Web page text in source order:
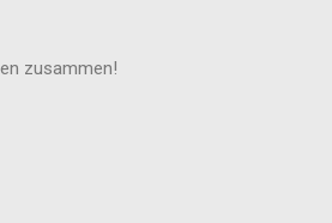
zusammen!